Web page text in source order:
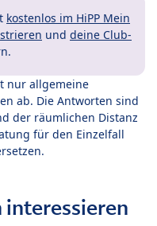
kostenlos im HiPP Mein
und deine Club-
nur allgemeine
ab. Die Antworten sind
der räumlichen Distanz
für den Einzelfall
interessieren